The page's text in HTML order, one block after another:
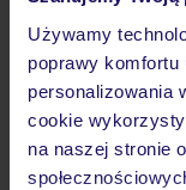
Używamy
poprawy
personalizowania
cookie
na naszej stronie
Ważne